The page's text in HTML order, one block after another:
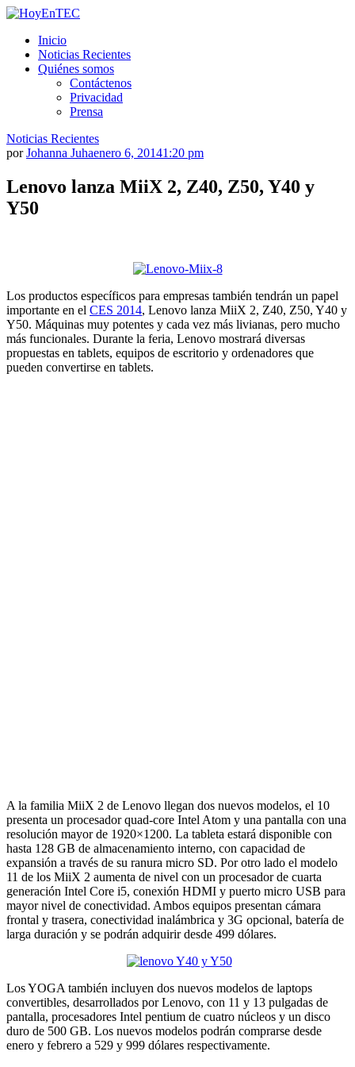
Saltar
contenido.
Inicio
Noticias Recientes
Quiénes somos
Contáctenos
Privacidad
Prensa
Noticias Recientes
porJohanna Juhaenero 6, 20141:20 pm
Lenovo lanza MiiX 2, Z40, Z50, Y40 y
Y50
Los productos específicos para empresas también tendrán un papel
importante en el CES 2014, Lenovo lanza MiiX 2, Z40, Z50, Y40 y
Y50. Máquinas muy potentes y cada vez más livianas, pero mucho
más funcionales. Durante la feria, Lenovo mostrará diversas
propuestas en tablets, equipos de escritorio y ordenadores que
pueden convertirse en tablets.
A la familia MiiX 2 de Lenovo llegan dos nuevos modelos, el 10
presenta un procesador quad-core Intel Atom y una pantalla con una
resolución mayor de 1920×1200. La tableta estará disponible con
hasta 128 GB de almacenamiento interno, con capacidad de
expansión a través de su ranura micro SD. Por otro lado el modelo
11 de los MiiX 2 aumenta de nivel con un procesador de cuarta
generación Intel Core i5, conexión HDMI y puerto micro USB para
mayor nivel de conectividad. Ambos equipos presentan cámara
frontal y trasera, conectividad inalámbrica y 3G opcional, batería de
larga duración y se podrán adquirir desde 499 dólares.
Los YOGA también incluyen dos nuevos modelos de laptops
convertibles, desarrollados por Lenovo, con 11 y 13 pulgadas de
pantalla, procesadores Intel pentium de cuatro núcleos y un disco
duro de 500 GB. Los nuevos modelos podrán comprarse desde
enero y febrero a 529 y 999 dólares respectivamente.